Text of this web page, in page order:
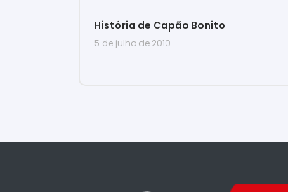
História de Capão Bonito
5 de julho de 2010